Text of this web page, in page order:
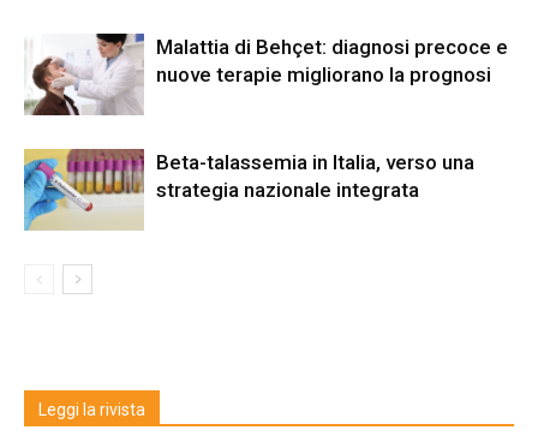
Malattia di Behçet: diagnosi precoce e
nuove terapie migliorano la prognosi
Beta-talassemia in Italia, verso una
strategia nazionale integrata
Leggi la rivista